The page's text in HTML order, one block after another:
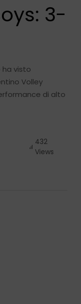
3-
ha visto
Volley
di alto
432
Views